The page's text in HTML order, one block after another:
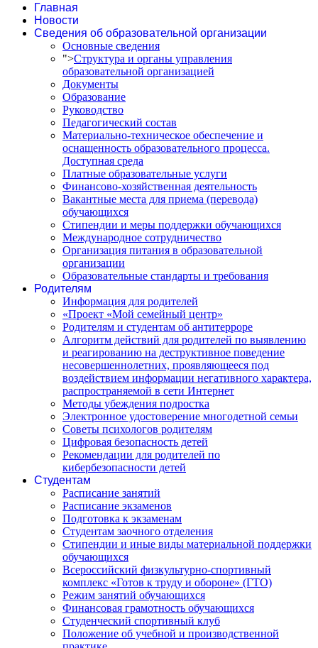
Главная
Новости
Сведения об образовательной организации
Основные сведения
">Структура и органы управления
образовательной организацией
Документы
Образование
Руководство
Педагогический состав
Материально-техническое обеспечение и
оснащенность образовательного процесса.
Доступная среда
Платные образовательные услуги
Финансово-хозяйственная деятельность
Вакантные места для приема (перевода)
обучающихся
Стипендии и меры поддержки обучающихся
Международное сотрудничество
Организация питания в образовательной
организации
Образовательные стандарты и требования
Родителям
Информация для родителей
«Проект «Мой семейный центр»
Родителям и студентам об антитерроре
Алгоритм действий для родителей по выявлению
и реагированию на деструктивное поведение
несовершеннолетних, проявляющееся под
воздействием информации негативного характера,
распространяемой в сети Интернет
Методы убеждения подростка
Электронное удостоверение многодетной семьи
Советы психологов родителям
Цифровая безопасность детей
Рекомендации для родителей по
кибербезопасности детей
Студентам
Расписание занятий
Расписание экзаменов
Подготовка к экзаменам
Студентам заочного отделения
Стипендии и иные виды материальной поддержки
обучающихся
Всероссийский физкультурно-спортивный
комплекс «Готов к труду и обороне» (ГТО)
Режим занятий обучающихся
Финансовая грамотность обучающихся
Студенческий спортивный клуб
Положение об учебной и производственной